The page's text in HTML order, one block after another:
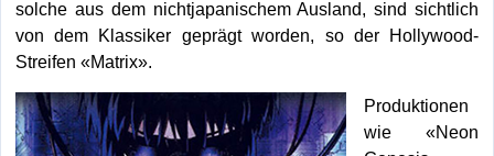
solche aus dem nichtjapanischem Ausland, sind sichtlich
von dem Klassiker geprägt worden, so der Hollywood-
Streifen «Matrix».
Produktionen
wie «Neon